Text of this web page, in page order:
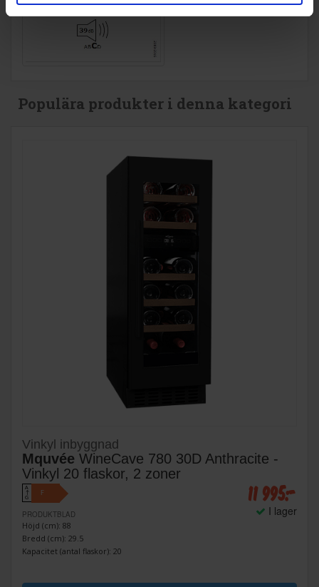
Populära produkter i denna kategori
Vinkyl inbyggnad
Mquvée WineCave 780 30D Anthracite -
Vinkyl 20 flaskor, 2 zoner
A
↑
G
F
PRODUKTBLAD
Höjd (cm): 88
Bredd (cm): 29.5
Kapacitet (antal flaskor): 20
11 995:-
I lager